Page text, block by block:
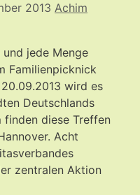
2013 Achim
jede Menge
Familienpicknick
wird es
Deutschlands
finden diese Treffen
Acht
zentralen Aktion